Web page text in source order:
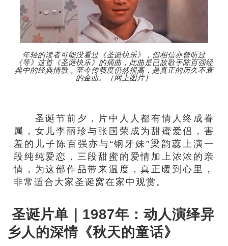
年轻的读者可能没看过《圣诞快乐》，但相信亦曾听过
《等》这首《圣诞快乐》的插曲，此曲是已故歌手陈百强经
典中的经典情歌，至今传颂度仍然很高，是真正的历久不衰
的金曲。（网上图片）
圣诞节前夕，片中人人都有情人终成眷
属，女儿李丽珍与张国荣成为甜蜜爱侣，害
羞的儿子陈百强亦与“钢牙妹”梁韵蕊上演一
段纯纯爱恋，三段甜蜜的爱情加上浓浓的亲
情，为这部作品带来温度，真正暖到心里，
非常适合大家圣诞窝在家中观赏。
圣诞片单｜1987年：动人演绎异
乡人的深情《秋天的童话》